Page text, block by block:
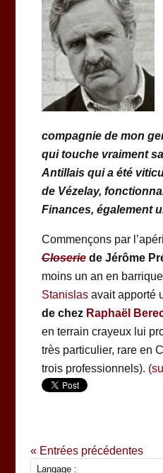
compagnie de mon
qui touche vraiment
Antillais qui a été
de Vézelay,
Finances, également
Commençons par
Closeriede Jérôme
moins un an en
Stanislasavait apporté
de chez Raphaël
en terrain crayeux lui
très particulier, rare en
trois professionnels).
« Entrées précédentes
Langage :